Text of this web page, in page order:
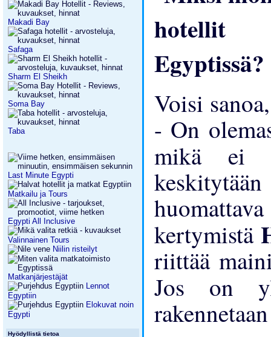
Makadi Bay
Safaga
Sharm El Sheikh
Soma Bay
Taba
Last Minute Egypti
Matkailu ja Tours
Egypti All Inclusive
Valinnainen Tours
Niilin risteilyt
Matkanjärjestäjät
Lennot
Egyptiin
Elokuvat noin
Egypti
Hyödyllistä tietoa
Voisi
- On
mikä ei
kertymistä
riittää
Jos on